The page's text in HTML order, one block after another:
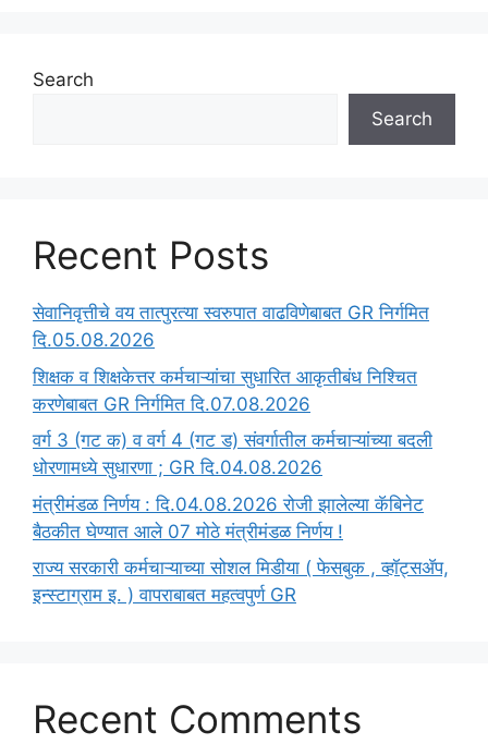
Search
Search
Recent Posts
सेवानिवृत्तीचे वय तात्पुरत्या स्वरुपात वाढविणेबाबत GR निर्गमित
दि.05.08.2026
‍शिक्षक व शिक्षकेत्तर कर्मचाऱ्यांचा सुधारित आकृतीबंध निश्चित
करणेबाबत GR निर्गमित दि.07.08.2026
वर्ग 3 (गट क) व वर्ग 4 (गट ड) संवर्गातील कर्मचाऱ्यांच्या बदली
धोरणामध्ये सुधारणा ; GR दि.04.08.2026
मंत्रीमंडळ निर्णय : दि.04.08.2026 रोजी झालेल्या कॅबिनेट
बैठकीत घेण्यात आले 07 मोठे मंत्रीमंडळ निर्णय !
राज्य सरकारी कर्मचाऱ्याच्या सोशल मिडीया ( फेसबुक , व्हॉट्सॲप,
इन्स्टाग्राम इ. ) वापराबाबत महत्वपुर्ण GR
Recent Comments